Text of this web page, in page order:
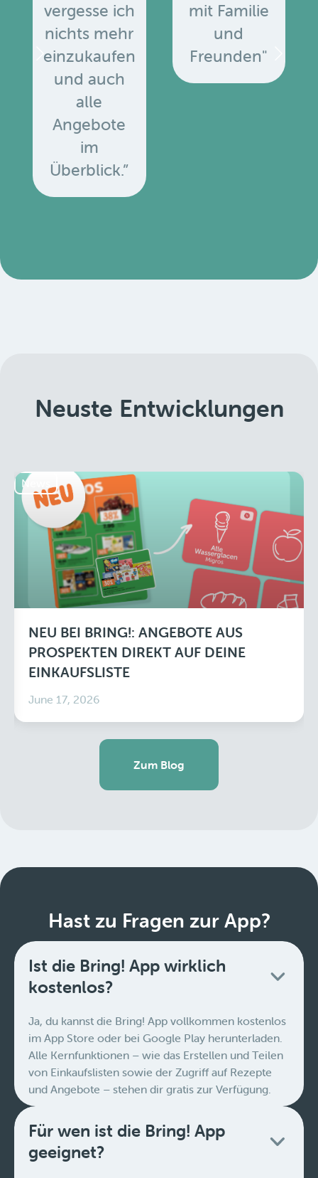
vergesse ich
nichts mehr
einzukaufen
und auch
alle
Angebote
im
Überblick.”
mit Familie
und
Freunden"
Neuste Entwicklungen
News
NEU BEI BRING!: ANGEBOTE AUS
PROSPEKTEN DIREKT AUF DEINE
EINKAUFSLISTE
June 17, 2026
Zum Blog
Hast zu Fragen zur App?
Ist die Bring! App wirklich
kostenlos?
Ja, du kannst die Bring! App vollkommen kostenlos
im App Store oder bei Google Play herunterladen.
Alle Kernfunktionen – wie das Erstellen und Teilen
von Einkaufslisten sowie der Zugriff auf Rezepte
und Angebote – stehen dir gratis zur Verfügung.
Für wen ist die Bring! App
geeignet?